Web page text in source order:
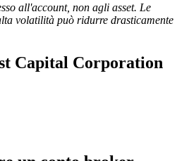
all'account, non agli asset. Le
volatilità può ridurre drasticamente
Capital Corporation